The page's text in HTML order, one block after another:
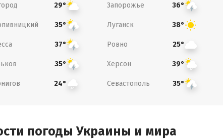
29° Запорожье 36°
35° Луганск 38°
37° Ровно 25°
35° Херсон 39°
24° Севастополь 35°
погоды Украины и мира